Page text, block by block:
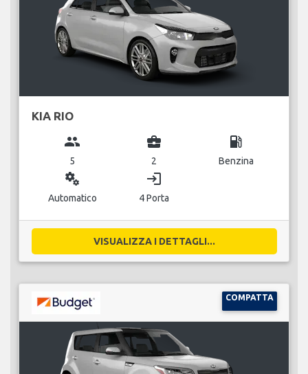
KIA RIO
group
5
business_center
2
local_gas_station
Benzina
miscellaneous_services
Automatico
login
4 Porta
VISUALIZZA I DETTAGLI...
COMPATTA